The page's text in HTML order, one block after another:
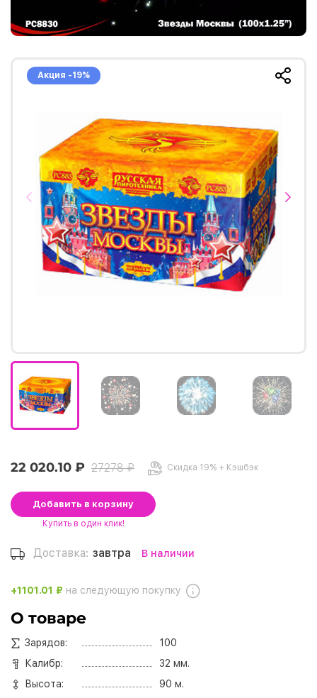
Акция -19%
22 020.10 ₽ 27278 ₽ Скидка 19% + Кэшбэк
Добавить в корзину
Купить в один клик!
Доставка: завтра В наличии
+1101.01 ₽ на следующую покупку
О товаре
Зарядов:
100
Калибр:
32 мм.
Высота:
90 м.